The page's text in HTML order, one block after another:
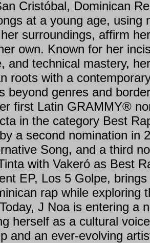
Cristóbal, Dominican
at a young age, using
surroundings, affirm
own. Known for her
and technical mastery,
roots with a
beyond genres and
first Latin GRAMMY®
in the category Best
a second nomination in
Song, and a third
with Vakeró as Best
EP, Los 5 Golpe,
rap while exploring
J Noa is entering a
herself as a cultural
and an ever-evolving